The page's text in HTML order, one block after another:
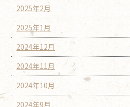
2025年2月
2025年1月
2024年12月
2024年11月
2024年10月
2024年9月